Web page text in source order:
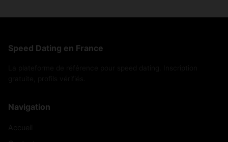
Speed Dating en France
Navigation